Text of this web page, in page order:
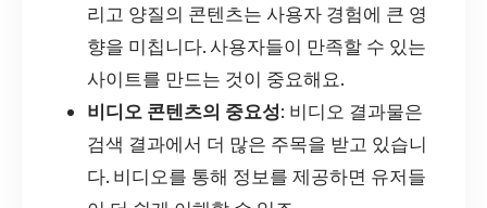
리고 양질의 콘텐츠는 사용자 경험에 큰 영
향을 미칩니다. 사용자들이 만족할 수 있는
사이트를 만드는 것이 중요해요.
비디오 콘텐츠의 중요성: 비디오 결과물은
검색 결과에서 더 많은 주목을 받고 있습니
다. 비디오를 통해 정보를 제공하면 유저들